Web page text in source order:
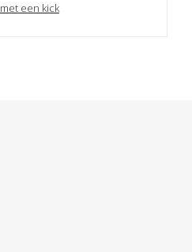
een kick